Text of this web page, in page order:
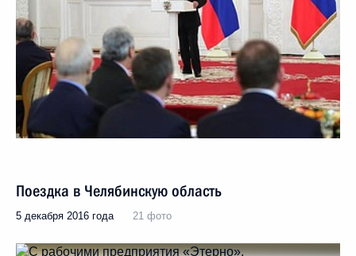
Поездка в Челябинскую область
5 декабря 2016 года 21 фото